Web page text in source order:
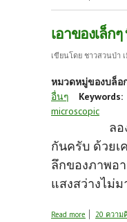
เอาของเล็ก
เขียนโดย ชาวสวนป่า
หมวดหมู่ของบล็อ
อื่นๆ
Keywords:
microscopic
ล
กันครับ ด้วยเ
ลึกของภาพอ
แสงสว่างไม่
Read more about เอา
20 ความ